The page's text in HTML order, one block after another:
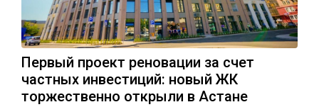
Первый проект реновации за счет
частных инвестиций: новый ЖК
торжественно открыли в Астане